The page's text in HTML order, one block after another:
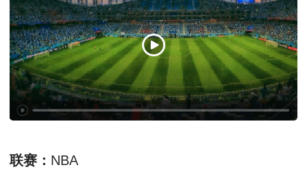
联赛： NBA